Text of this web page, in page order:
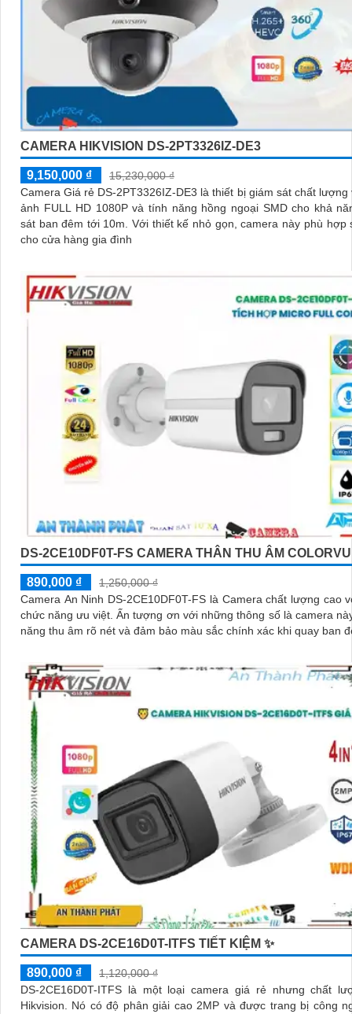
CAMERA HIKVISION DS-2PT3326IZ-DE3
9,150,000 ₫
15,230,000 ₫
Camera Giá rẻ DS-2PT3326IZ-DE3 là thiết bị giám sát chất lượng
ảnh FULL HD 1080P và tính năng hồng ngoại SMD cho khả
sát ban đêm tới 10m. Với thiết kế nhỏ gọn, camera này phù hợp sử dụng
cho cửa hàng gia đình
DS-2CE10DF0T-FS CAMERA THÂN THU ÂM COLORVU
890,000 ₫
1,250,000 ₫
Camera An Ninh DS-2CE10DF0T-FS là Camera chất lượng cao
chức năng ưu việt. Ấn tượng ơn với những thông số là camera này có khả
năng thu âm rõ nét và đảm bảo màu sắc chính xác khi quay ban
CAMERA DS-2CE16D0T-ITFS TIẾT KIỆM ✨
890,000 ₫
1,120,000 ₫
DS-2CE16D0T-ITFS là một loại camera giá rẻ nhưng chất
Hikvision. Nó có độ phân giải cao 2MP và được trang bị công nghệ HD-